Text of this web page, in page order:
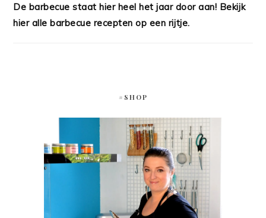
De barbecue staat hier heel het jaar door aan! Bekijk
hier alle barbecue recepten op een rijtje.
#SHOP